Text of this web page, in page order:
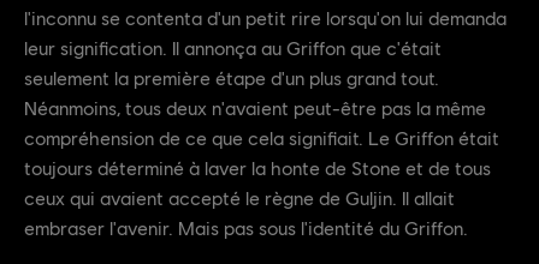
l'inconnu se contenta d'un petit rire lorsqu'on lui demanda
leur signification. Il annonça au Griffon que c'était
seulement la première étape d'un plus grand tout.
Néanmoins, tous deux n'avaient peut-être pas la même
compréhension de ce que cela signifiait. Le Griffon était
toujours déterminé à laver la honte de Stone et de tous
ceux qui avaient accepté le règne de Guljin. Il allait
embraser l'avenir. Mais pas sous l'identité du Griffon.